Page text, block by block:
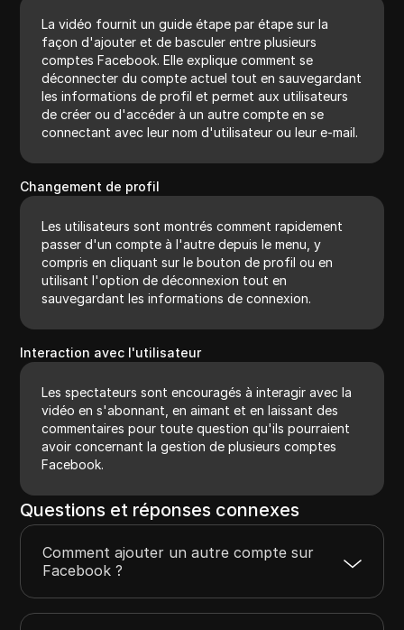
La vidéo fournit un guide étape par étape sur la
façon d'ajouter et de basculer entre plusieurs
comptes Facebook. Elle explique comment se
déconnecter du compte actuel tout en sauvegardant
les informations de profil et permet aux utilisateurs
de créer ou d'accéder à un autre compte en se
connectant avec leur nom d'utilisateur ou leur e-mail.
Changement de profil
Les utilisateurs sont montrés comment rapidement
passer d'un compte à l'autre depuis le menu, y
compris en cliquant sur le bouton de profil ou en
utilisant l'option de déconnexion tout en
sauvegardant les informations de connexion.
Interaction avec l'utilisateur
Les spectateurs sont encouragés à interagir avec la
vidéo en s'abonnant, en aimant et en laissant des
commentaires pour toute question qu'ils pourraient
avoir concernant la gestion de plusieurs comptes
Facebook.
Questions et réponses connexes
Comment ajouter un autre compte sur
Facebook ?